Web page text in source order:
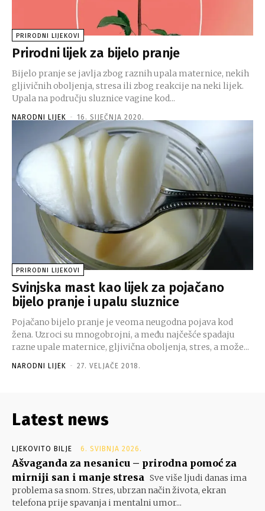
PRIRODNI LIJEKOVI
Prirodni lijek za bijelo pranje
Bijelo pranje se javlja zbog raznih upala maternice, nekih
gljivičnih oboljenja, stresa ili zbog reakcije na neki lijek.
Upala na području sluznice vagine kod...
NARODNI LIJEK - 16. SIJEČNJA 2020.
PRIRODNI LIJEKOVI
Svinjska mast kao lijek za pojačano
bijelo pranje i upalu sluznice
Pojačano bijelo pranje je veoma neugodna pojava kod
žena. Uzroci su mnogobrojni, a među najčešće spadaju
razne upale maternice, gljivična oboljenja, stres, a može...
NARODNI LIJEK - 27. VELJAČE 2018.
Latest news
LJEKOVITO BILJE 6. SVIBNJA 2026.
Ašvaganda za nesanicu – prirodna pomoć za
mirniji san i manje stresa Sve više ljudi danas ima
problema sa snom. Stres, ubrzan način života, ekran
telefona prije spavanja i mentalni umor...